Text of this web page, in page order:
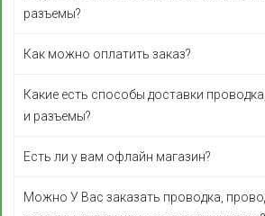
разъемы?
Как можно оплатить заказ?
Какие есть способы доставки
и разъемы?
Есть ли у вам офлайн магазин?
Можно У Вас заказать проводка,